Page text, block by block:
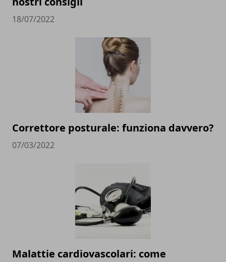
18/07/2022
Correttore posturale: funziona davvero?
07/03/2022
Malattie cardiovascolari: come